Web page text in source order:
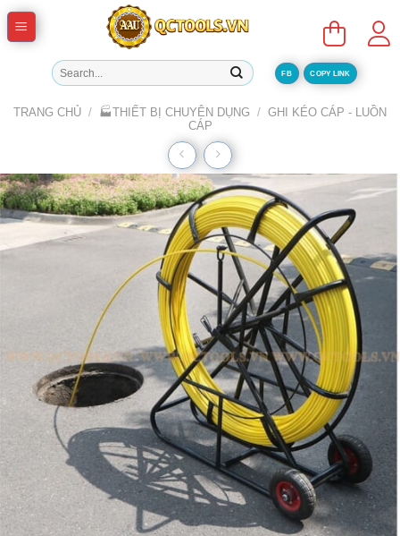
Skip
Tìm
kiếm:
FB COPY LINK
TRANG CHỦ / 🏭THIẾT BỊ CHUYÊN DỤNG / GHI KÉO CÁP - LUỒN
CÁP